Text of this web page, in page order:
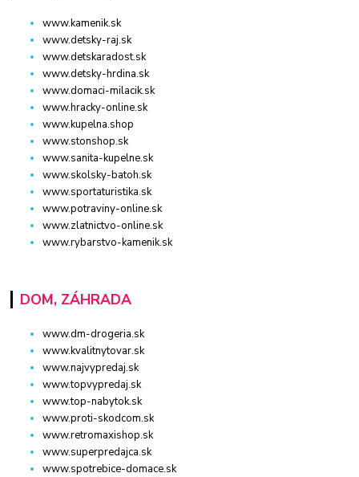
www.kamenik.sk
www.detsky-raj.sk
www.detskaradost.sk
www.detsky-hrdina.sk
www.domaci-milacik.sk
www.hracky-online.sk
www.kupelna.shop
www.stonshop.sk
www.sanita-kupelne.sk
www.skolsky-batoh.sk
www.sportaturistika.sk
www.potraviny-online.sk
www.zlatnictvo-online.sk
www.rybarstvo-kamenik.sk
DOM, ZÁHRADA
www.dm-drogeria.sk
www.kvalitnytovar.sk
www.najvypredaj.sk
www.topvypredaj.sk
www.top-nabytok.sk
www.proti-skodcom.sk
www.retromaxishop.sk
www.superpredajca.sk
www.spotrebice-domace.sk